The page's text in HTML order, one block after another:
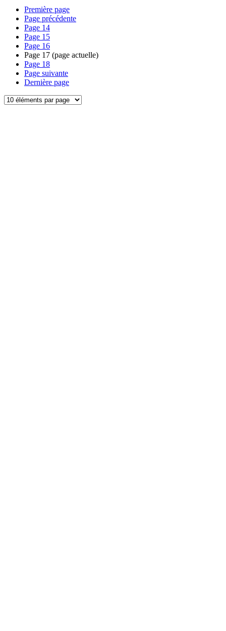
Première page
Page précédente
Page 14
Page 15
Page 16
Page 17 (page actuelle)
Page 18
Page suivante
Dernière page